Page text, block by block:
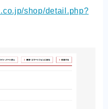
shop/detail.php?